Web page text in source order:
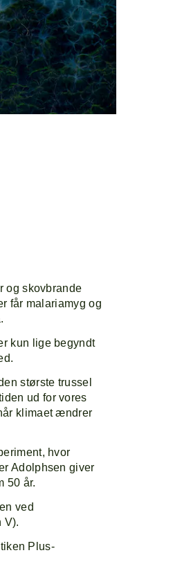
og skovbrande
får malariamyg og
kun lige begyndt
største trussel
ud for vores
klimaet ændrer
hvor
Adolphsen giver
50 år.
ved
V).
Plus-